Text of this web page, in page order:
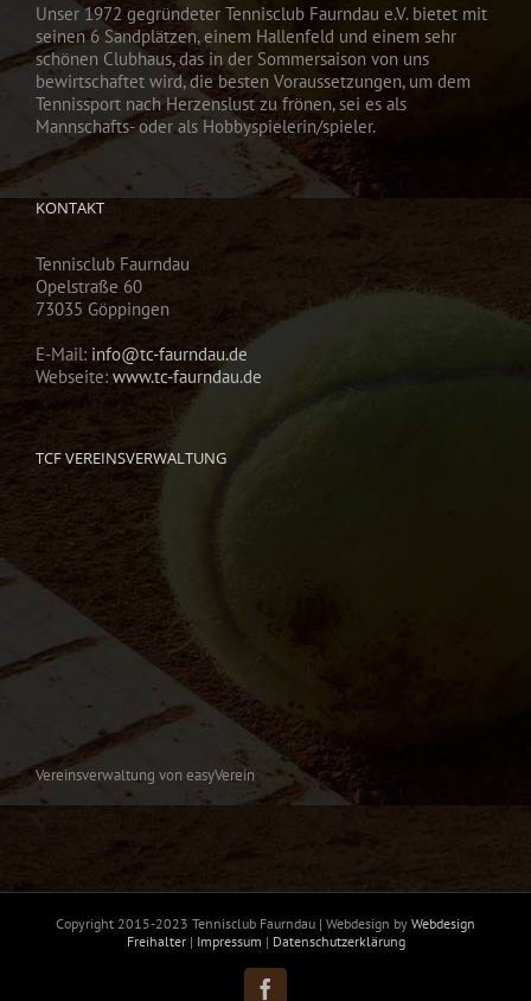
Unser 1972 gegründeter Tennisclub Faurndau e.V. bietet mit
seinen 6 Sandplätzen, einem Hallenfeld und einem sehr
schönen Clubhaus, das in der Sommersaison von uns
bewirtschaftet wird, die besten Voraussetzungen, um dem
Tennissport nach Herzenslust zu frönen, sei es als
Mannschafts- oder als Hobbyspielerin/spieler.
KONTAKT
Tennisclub Faurndau
Opelstraße 60
73035 Göppingen
E-Mail: info@tc-faurndau.de
Webseite: www.tc-faurndau.de
TCF VEREINSVERWALTUNG
Vereinsverwaltung von easyVerein
Copyright 2015-2023 Tennisclub Faurndau | Webdesign by Webdesign
Freihalter| Impressum | Datenschutzerklärung